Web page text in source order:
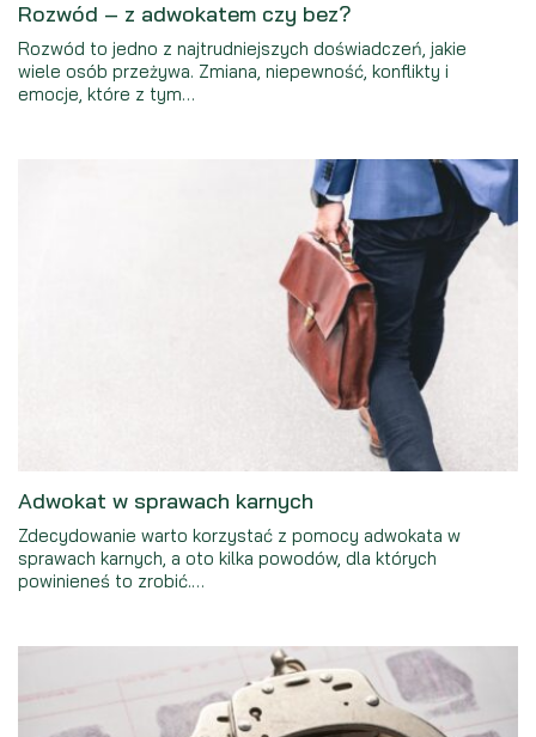
Rozwód – z adwokatem czy bez?
Rozwód to jedno z najtrudniejszych doświadczeń, jakie
wiele osób przeżywa. Zmiana, niepewność, konflikty i
emocje, które z tym…
Adwokat w sprawach karnych
Zdecydowanie warto korzystać z pomocy adwokata w
sprawach karnych, a oto kilka powodów, dla których
powinieneś to zrobić.…